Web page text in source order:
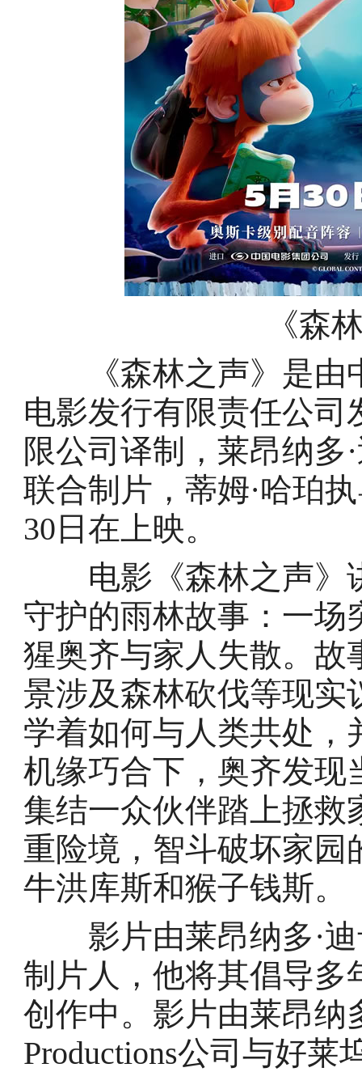
《森
《森林之声》是由
电影发行有限责任公
限公司译制，莱昂纳多
联合制片，蒂姆·哈珀
30日在上映。
电影《森林之声》
守护的雨林故事：一场
猩奥齐与家人失散。故
景涉及森林砍伐等现实
学着如何与人类共处，
机缘巧合下，奥齐发现
集结一众伙伴踏上拯救
重险境，智斗破坏家园
牛洪库斯和猴子钱斯。
影片由莱昂纳多·迪
制片人，他将其倡导多
创作中。影片由莱昂纳
Productions公司与好莱